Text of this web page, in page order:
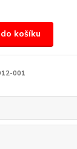
košíku
001